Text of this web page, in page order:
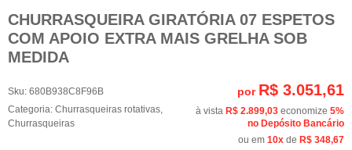
CHURRASQUEIRA GIRATÓRIA 07 ESPETOS
COM APOIO EXTRA MAIS GRELHA SOB
MEDIDA
Sku: 680B938C8F96B
Categoria: Churrasqueiras rotativas
Churrasqueiras
por R$ 3.051,61
à vista R$ 2.899,03 economize 5%
no Depósito Bancário
ou em 10x de R$ 348,67